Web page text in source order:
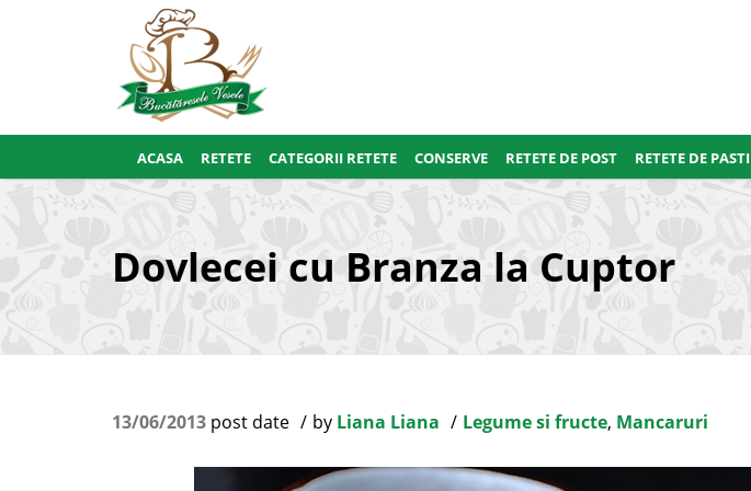
ACASA RETETE CATEGORII RETETE CONSERVE RETETE DE POST RETETE DE PASTI
Dovlecei cu Branza la Cuptor
13/06/2013 post date by Liana Liana Legume si fructe, Mancaruri